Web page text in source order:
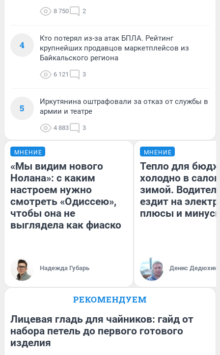
8 750 2
4
Кто потерял из-за атак БПЛА. Рейтинг
крупнейших продавцов маркетплейсов из
Байкальского региона
6 121 3
5
Иркутянина оштрафовали за отказ от службы в
армии и театре
4 883 3
МНЕНИЕ
«Мы видим нового
Нолана»: с каким
настроем нужно
смотреть «Одиссею»,
чтобы она не
выглядела как фиаско
Надежда Губарь
МНЕНИЕ
Тепло для
холодно в
зимой.
ездит на
плюсы и
Денис Дедюхин
РЕКОМЕНДУЕМ
Лицевая гладь для чайников: гайд от
набора петель до первого готового
изделия